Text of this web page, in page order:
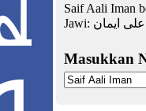
Saif Aali Iman
Jawi: ايمان
Masukkan